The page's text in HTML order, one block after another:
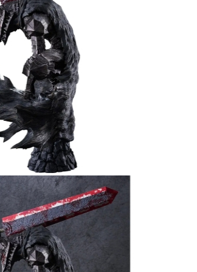
CARD GAMECARD GAME SUPPLIES
Deck Box
Protectors for cards
Playmat
Binders
Dices
K-POP